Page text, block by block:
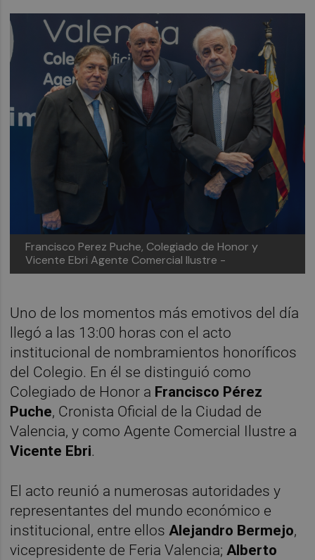
Francisco Perez Puche, Colegiado de Honor y
Vicente Ebri Agente Comercial Ilustre -
Uno de los momentos más emotivos del día
llegó a las 13:00 horas con el acto
institucional de nombramientos honoríficos
del Colegio. En él se distinguió como
Colegiado de Honor a Francisco Pérez
Puche, Cronista Oficial de la Ciudad de
Valencia, y como Agente Comercial Ilustre a
Vicente Ebri.
El acto reunió a numerosas autoridades y
representantes del mundo económico e
institucional, entre ellos Alejandro Bermejo,
vicepresidente de Feria Valencia; Alberto